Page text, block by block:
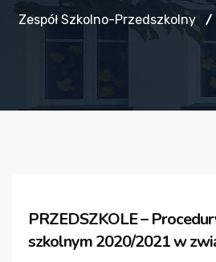
Zespół Szkolno-Przedszkolny
PRZEDSZKOLE –
szkolnym 2020/2021 w